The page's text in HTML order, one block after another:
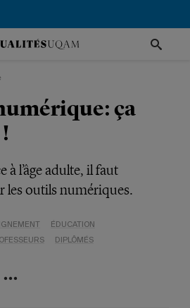
ça
à l’âge adulte, il faut
les outils numériques.
ÉDUCATION
DIPLÔMÉS